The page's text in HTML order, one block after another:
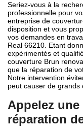
Seriez-vous à la
professionnelle pour
entreprise de
disposition et vous
vos demandes en
Real 66210. Etant
expérimentés et
couverture Brun
que la réparation de
Notre intervention
peut causer de grands
Appelez
réparation